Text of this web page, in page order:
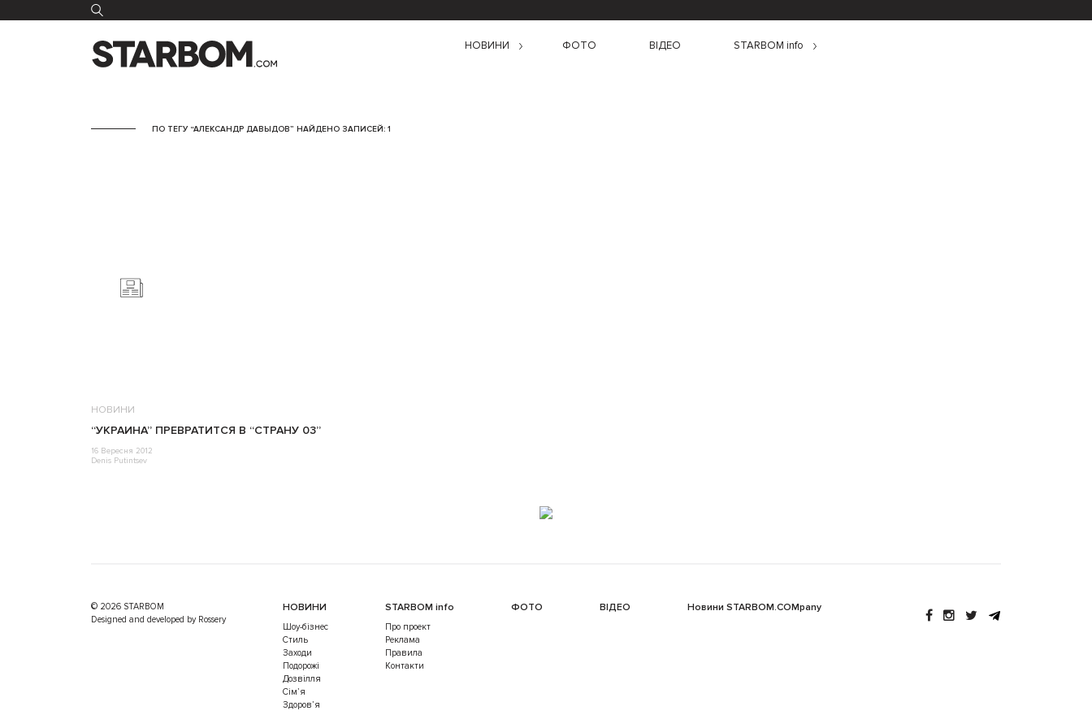
НОВИНИ ФОТО ВІДЕО STARBOM info
ПО ТЕГУ “АЛЕКСАНДР ДАВЫДОВ” НАЙДЕНО ЗАПИСЕЙ: 1
НОВИНИ
“УКРАИНА” ПРЕВРАТИТСЯ В “СТРАНУ 03”
16 Вересня 2012
Denis Putintsev
© 2026 STARBOM
Designed and developed by Rossery
НОВИНИ
Шоу-бізнес
Стиль
Заходи
Подорожі
Дозвілля
Cім’я
Здоров’я
STARBOM info
Про проект
Реклама
Правила
Контакти
ФОТО ВІДЕО Новини STARBOM.COMpany